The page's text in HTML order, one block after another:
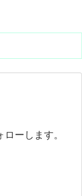
ローします。